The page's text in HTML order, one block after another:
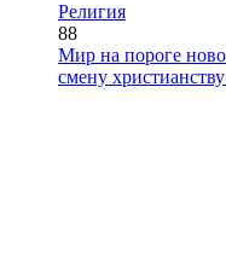
Религия
88
Мир на пороге
смену